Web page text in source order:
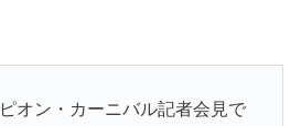
オン・カーニバル記者会見で